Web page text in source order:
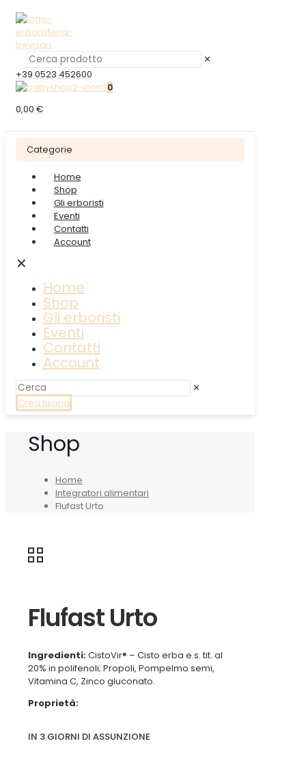
✕
+39 0523 452600
0
0,00 €
Categorie
Home
Shop
Gli erboristi
Eventi
Contatti
Account
✕
Home
Shop
Gli erboristi
Eventi
Contatti
Account
✕
Crea tisana
Shop
Home
Integratori alimentari
Flufast Urto
Flufast Urto
Ingredienti:CistoVir® – Cisto erba e.s. tit. al
20% in polifenoli; Propoli, Pompelmo semi,
Vitamina C, Zinco gluconato.
Proprietà:
IN 3 GIORNI DI ASSUNZIONE